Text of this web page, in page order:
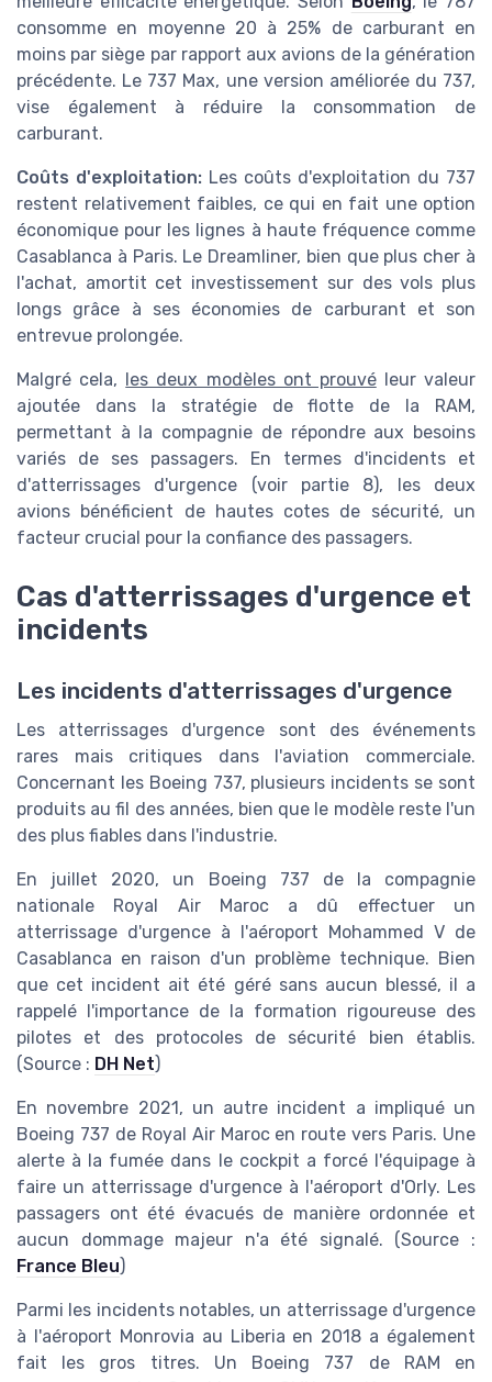
consomme en moyenne 20 à 25% de carburant en
moins par siège par rapport aux avions de la génération
précédente. Le 737 Max, une version améliorée du 737,
vise également à réduire la consommation de
carburant.
Coûts d'exploitation: Les coûts d'exploitation du 737
restent relativement faibles, ce qui en fait une option
économique pour les lignes à haute fréquence comme
Casablanca à Paris. Le Dreamliner, bien que plus cher à
l'achat, amortit cet investissement sur des vols plus
longs grâce à ses économies de carburant et son
entrevue prolongée.
Malgré cela, les deux modèles ont prouvéleur valeur
ajoutée dans la stratégie de flotte de la RAM,
permettant à la compagnie de répondre aux besoins
variés de ses passagers. En termes d'incidents et
d'atterrissages d'urgence (voir partie 8), les deux
avions bénéficient de hautes cotes de sécurité, un
facteur crucial pour la confiance des passagers.
Cas d'atterrissages d'urgence et
incidents
Les incidents d'atterrissages d'urgence
Les atterrissages d'urgence sont des événements
rares mais critiques dans l'aviation commerciale.
Concernant les Boeing 737, plusieurs incidents se sont
produits au fil des années, bien que le modèle reste l'un
des plus fiables dans l'industrie.
En juillet 2020, un Boeing 737 de la compagnie
nationale Royal Air Maroc a dû effectuer un
atterrissage d'urgence à l'aéroport Mohammed V de
Casablanca en raison d'un problème technique. Bien
que cet incident ait été géré sans aucun blessé, il a
rappelé l'importance de la formation rigoureuse des
pilotes et des protocoles de sécurité bien établis.
(Source : DH Net)
En novembre 2021, un autre incident a impliqué un
Boeing 737 de Royal Air Maroc en route vers Paris. Une
alerte à la fumée dans le cockpit a forcé l'équipage à
faire un atterrissage d'urgence à l'aéroport d'Orly. Les
passagers ont été évacués de manière ordonnée et
aucun dommage majeur n'a été signalé. (Source :
France Bleu)
Parmi les incidents notables, un atterrissage d'urgence
à l'aéroport Monrovia au Liberia en 2018 a également
fait les gros titres. Un Boeing 737 de RAM en